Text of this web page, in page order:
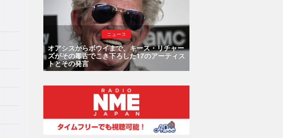
ニュース
オアシスからボウイまで、キース・リチャー
ズがその毒舌でこき下ろした17のアーティス
トとその発言